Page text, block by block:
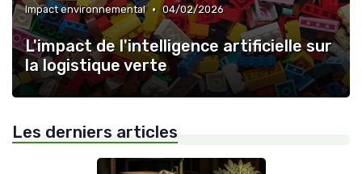
Impact environnemental • 04/02/2026
L'impact de l'intelligence artificielle sur
la logistique verte
Les derniers articles